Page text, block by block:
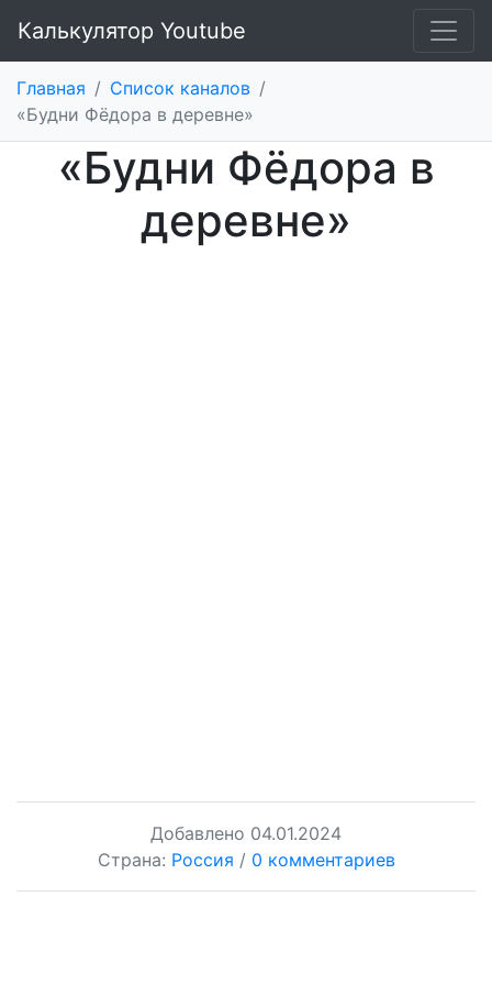
Калькулятор Youtube
Главная / Список каналов /
«Будни Фёдора в деревне»
«Будни Фёдора в
деревне»
Добавлено 04.01.2024
Страна: Россия / 0 комментариев